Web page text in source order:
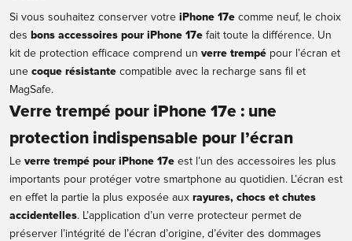
Si vous souhaitez conserver votre iPhone 17e comme neuf, le choix
des bons accessoires pour iPhone 17e fait toute la différence. Un
kit de protection efficace comprend un verre trempé pour l’écran et
une coque résistante compatible avec la recharge sans fil et
MagSafe.
Verre trempé pour iPhone 17e : une
protection indispensable pour l’écran
Le verre trempé pour iPhone 17e est l’un des accessoires les plus
importants pour protéger votre smartphone au quotidien. L’écran est
en effet la partie la plus exposée aux rayures, chocs et chutes
accidentelles. L’application d’un verre protecteur permet de
préserver l’intégrité de l’écran d’origine, d’éviter des dommages